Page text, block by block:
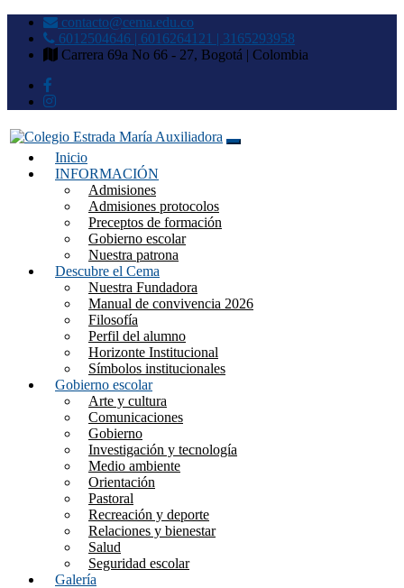
contacto@cema.edu.co
6012504646 | 6016264121 | 3165293958
Carrera 69a No 66 - 27, Bogotá | Colombia
Colegio Estrada María
Auxiliadora
Inicio
INFORMACIÓN
Admisiones
Admisiones protocolos
Preceptos de formación
Gobierno escolar
Nuestra patrona
Descubre el Cema
Nuestra Fundadora
Manual de convivencia 2026
Filosofía
Perfil del alumno
Horizonte Institucional
Símbolos institucionales
Gobierno escolar
Arte y cultura
Comunicaciones
Gobierno
Investigación y tecnología
Medio ambiente
Orientación
Pastoral
Recreación y deporte
Relaciones y bienestar
Salud
Seguridad escolar
Galería